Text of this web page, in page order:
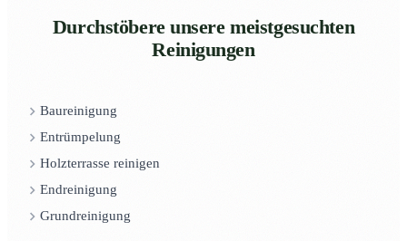
Durchstöbere unsere meistgesuchten
Reinigungen
Baureinigung
Entrümpelung
Holzterrasse reinigen
Endreinigung
Grundreinigung